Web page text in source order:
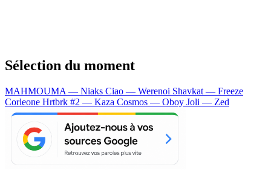
Sélection du moment
MAHMOUMA — Niaks Ciao — Werenoi Shavkat — Freeze
Corleone Hrtbrk #2 — Kaza Cosmos — Oboy Joli — Zed